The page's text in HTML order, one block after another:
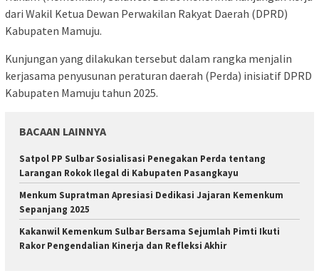
dari Wakil Ketua Dewan Perwakilan Rakyat Daerah (DPRD)
Kabupaten Mamuju.
Kunjungan yang dilakukan tersebut dalam rangka menjalin
kerjasama penyusunan peraturan daerah (Perda) inisiatif DPRD
Kabupaten Mamuju tahun 2025.
BACAAN LAINNYA
Satpol PP Sulbar Sosialisasi Penegakan Perda tentang
Larangan Rokok Ilegal di Kabupaten Pasangkayu
Menkum Supratman Apresiasi Dedikasi Jajaran Kemenkum
Sepanjang 2025
Kakanwil Kemenkum Sulbar Bersama Sejumlah Pimti Ikuti
Rakor Pengendalian Kinerja dan Refleksi Akhir